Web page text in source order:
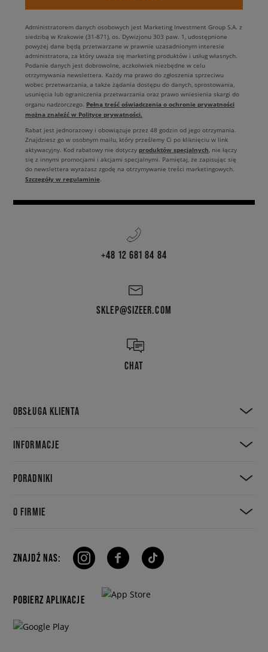
Administratorem danych osobowych jest Marketing Investment Group S.A. z
siedzibą w Krakowie (31-871), os. Dywizjonu 303 paw. 1, udostępnione
powyżej dane będą przetwarzane w prawnie uzasadnionym interesie
administratora, za który uważa się marketing produktów i usług własnych.
Podanie danych jest dobrowolne, aczkolwiek niezbędne w celu
otrzymywania newslettera. Każdy ma prawo do zgłoszenia sprzeciwu
wobec przetwarzania, a także żądania dostępu do danych, sprostowania,
usunięcia lub ograniczenia przetwarzania oraz prawo wniesienia skargi do
organu nadzorczego. Pełną treść oświadczenia o ochronie prywatności
można znaleźć w Polityce prywatności.
Rabat jest jednorazowy i obowiązuje przez 48 godzin od jego otrzymania.
Znajdziesz go w osobnym mailu, który prześlemy Ci po kliknięciu w link
aktywacyjny. Kod rabatowy nie dotyczy produktów specjalnych , nie łączy
się z innymi promocjami i akcjami specjalnymi. Pamiętaj, że zapisując się
do newslettera wyrażasz zgodę na otrzymywanie treści marketingowych.
Szczegóły w regulaminie
+48 12 681 84 84
SKLEP@SIZEER.COM
CHAT
OBSŁUGA KLIENTA
INFORMACJE
PORADNIKI
O FIRMIE
ZNAJDŹ NAS:
POBIERZ APLIKACJE